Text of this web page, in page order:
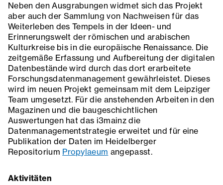
Neben den Ausgrabungen widmet sich das Projekt
aber auch der Sammlung von Nachweisen für das
Weiterleben des Tempels in der Ideen- und
Erinnerungswelt der römischen und arabischen
Kulturkreise bis in die europäische Renaissance. Die
zeitgemäße Erfassung und Aufbereitung der digitalen
Datenbestände wird durch das dort erarbeitete
Forschungsdatenmanagement gewährleistet. Dieses
wird im neuen Projekt gemeinsam mit dem Leipziger
Team umgesetzt. Für die anstehenden Arbeiten in den
Magazinen und die baugeschichtlichen
Auswertungen hat das i3mainz die
Datenmanagementstrategie erweitet und für eine
Publikation der Daten im Heidelberger
Repositorium Propylaeum angepasst.
Aktivitäten